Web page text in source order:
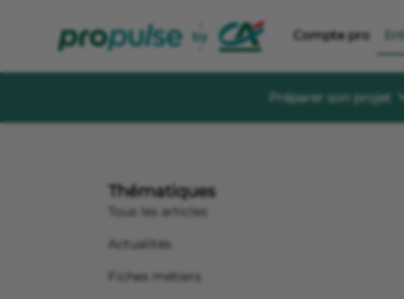
Compte pro
Préparer son projet
Thématiques
Tous les articles
Actualités
Fiches métiers